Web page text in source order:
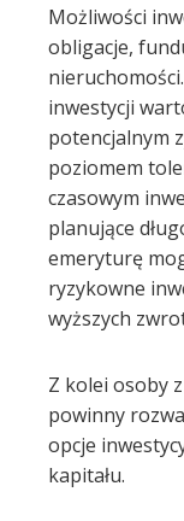
Możliwości
obligacje,
inwestycji
potencjalnym
poziomem
czasowym
planujące
emeryturę
ryzykowne
wyższych
Z kolei osoby
powinny
opcje
kapitału.